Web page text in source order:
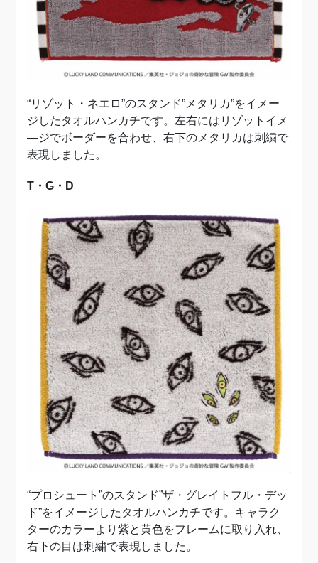
“リゾット・ネエロ”のスタンド”メタリカ”をイメー
ジしたタオルハンカチです。左右にはリゾットイメ
―ジでボーダーを合わせ、右下のメタリカは刺繍で
表現しました。
T・G・D
“プロシュート”のスタンド”ザ・グレイトフル・デッ
ド”をイメージしたタオルハンカチです。キャラク
ターのカラーより紫と黄色をフレームに取り入れ、
右下の目は刺繍で表現しました。